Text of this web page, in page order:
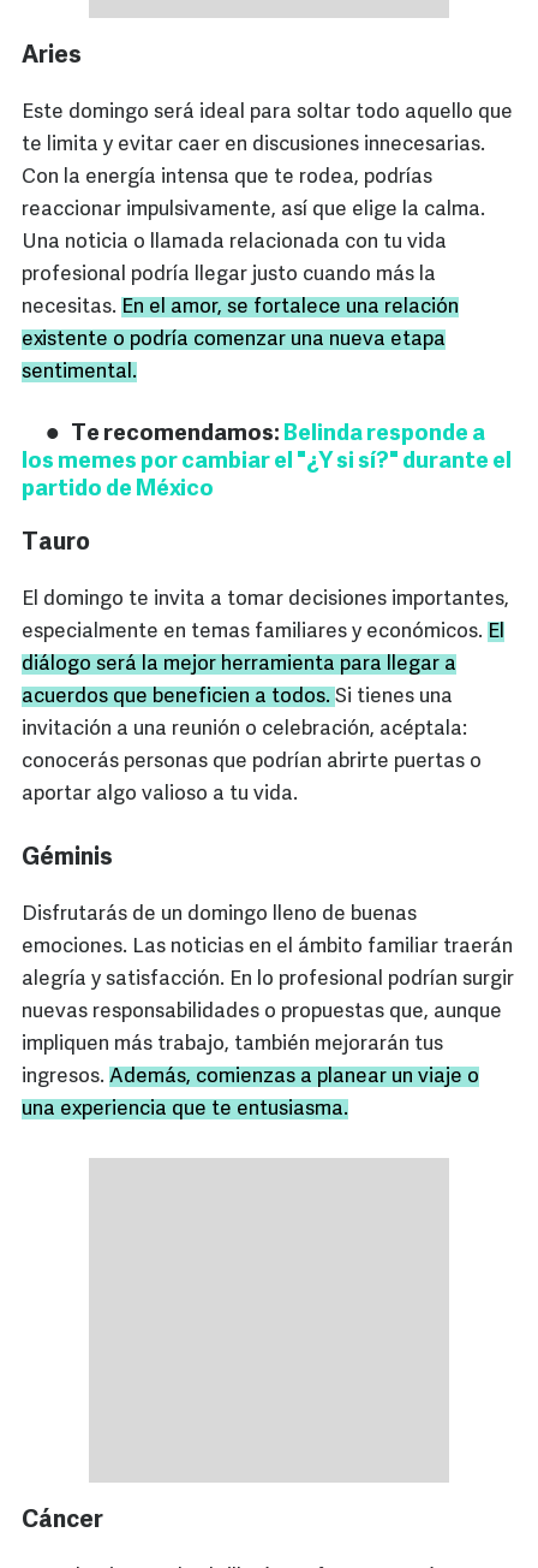
Aries
Este domingo será ideal para soltar todo aquello que
te limita y evitar caer en discusiones innecesarias.
Con la energía intensa que te rodea, podrías
reaccionar impulsivamente, así que elige la calma.
Una noticia o llamada relacionada con tu vida
profesional podría llegar justo cuando más la
necesitas. En el amor, se fortalece una relación
existente o podría comenzar una nueva etapa
sentimental.
Te recomendamos: Belinda responde a
los memes por cambiar el "¿Y si sí?" durante el
partido de México
Tauro
El domingo te invita a tomar decisiones importantes,
especialmente en temas familiares y económicos. El
diálogo será la mejor herramienta para llegar a
acuerdos que beneficien a todos. Si tienes una
invitación a una reunión o celebración, acéptala:
conocerás personas que podrían abrirte puertas o
aportar algo valioso a tu vida.
Géminis
Disfrutarás de un domingo lleno de buenas
emociones. Las noticias en el ámbito familiar traerán
alegría y satisfacción. En lo profesional podrían surgir
nuevas responsabilidades o propuestas que, aunque
impliquen más trabajo, también mejorarán tus
ingresos. Además, comienzas a planear un viaje o
una experiencia que te entusiasma.
Cáncer